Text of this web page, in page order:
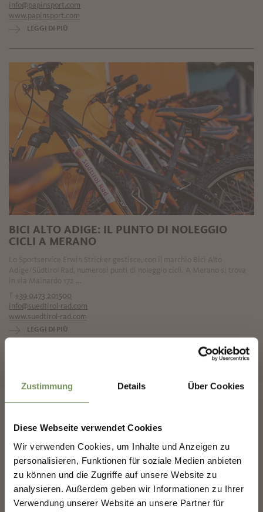
Zustimmung Details Über Cookies
Diese Webseite verwendet Cookies
Wir verwenden Cookies, um Inhalte und Anzeigen zu
personalisieren, Funktionen für soziale Medien anbieten
zu können und die Zugriffe auf unsere Website zu
analysieren. Außerdem geben wir Informationen zu Ihrer
Verwendung unserer Website an unsere Partner für
info@papinsport.com
www.papinsport.com
LEGGI DI PIÙ
BICI ALTO ADIGE: IL PUNTO DI NOLEGGIO
CICLI A MERANO
+39 0473 201500
info@suedtirol-rad.com
www.suedtirol-rad.com
LEGGI DI PIÙ
Data e punto noleggio
✖
COSTRUIAMO INSIEME IL
FUTURO DI MERANO.
COSTRUIAMO INSIEME IL FUTURO DI
MERANO.